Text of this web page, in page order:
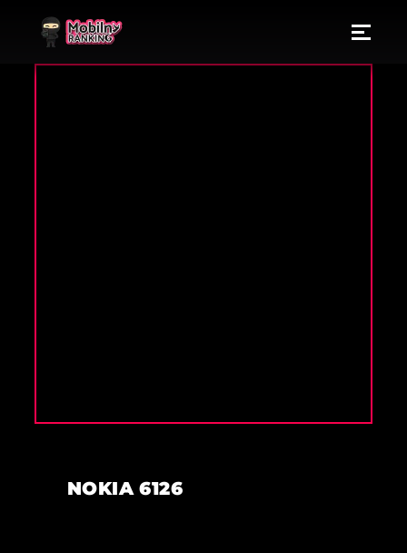
NOKIA 6126